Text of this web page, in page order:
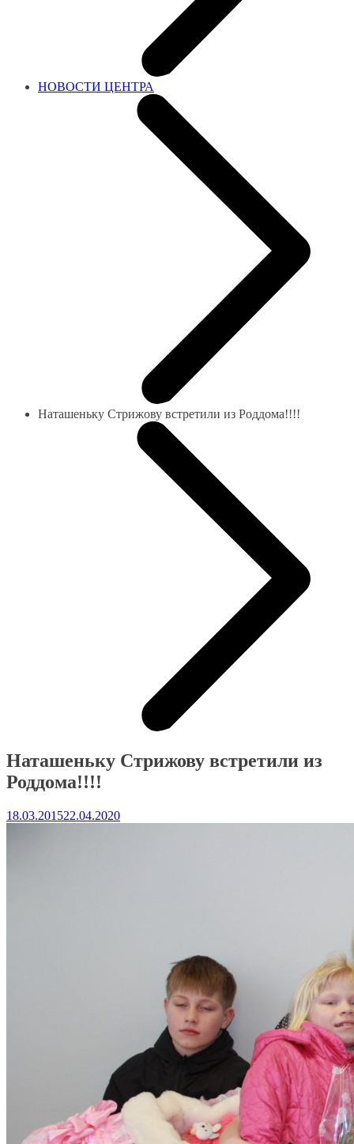
НОВОСТИ ЦЕНТРА
Наташеньку Стрижову встретили из Роддома!!!!
Наташеньку Стрижову встретили из
Роддома!!!!
18.03.201522.04.2020